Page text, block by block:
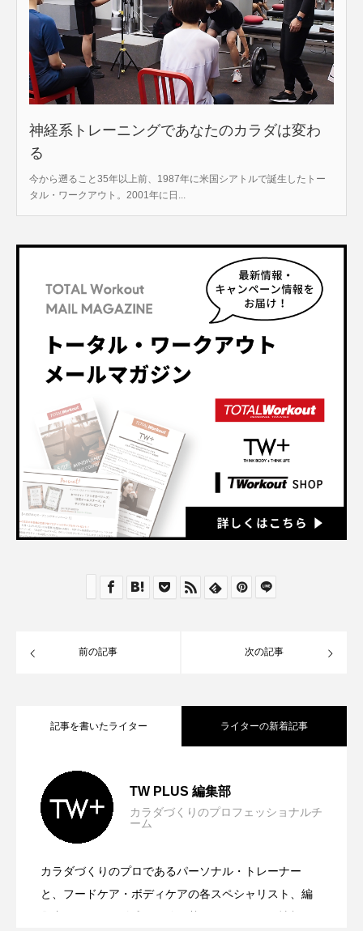
神経系トレーニングであなたのカラダは変わ
る
今から遡ること35年以上前、1987年に米国シアトルで誕生したトー
タル・ワークアウト。2001年に日...
前の記事 次の記事
記事を書いたライター ライターの新着記事
TW PLUS 編集部
カラダづくりのプロフェッショナルチ
ーム
カラダづくりのプロであるパーソナル・トレーナー
と、フードケア・ボディケアの各スペシャリスト、編
2026.07.06
るもの
2026.07.01
ユニバース・ジャパン セミファイナリス
2026.06.15 河野貴輝氏×池澤智「Urban Safari」対談